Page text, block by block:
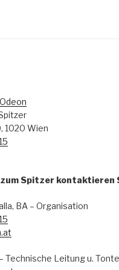
1020 Wien
Spitzer kontaktieren
BA – Organisation
Technische Leitung u.